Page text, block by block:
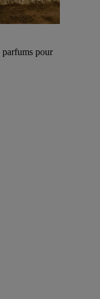
parfums pour